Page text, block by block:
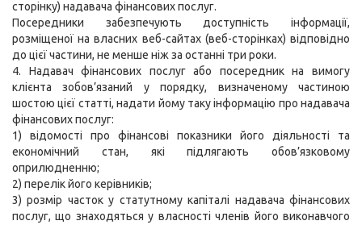
сторінку) надавача фінансових послуг.
Посередники забезпечують доступність інформації,
розміщеної на власних веб-сайтах (веб-сторінках) відповідно
до цієї частини, не менше ніж за останні три роки.
4. Надавач фінансових послуг або посередник на вимогу
клієнта зобов’язаний у порядку, визначеному частиною
шостою цієї статті, надати йому таку інформацію про надавача
фінансових послуг:
1) відомості про фінансові показники його діяльності та
економічний стан, які підлягають обов’язковому
оприлюдненню;
2) перелік його керівників;
3) розмір часток у статутному капіталі надавача фінансових
послуг, що знаходяться у власності членів його виконавчого